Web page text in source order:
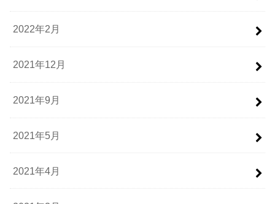
2022年2月
2021年12月
2021年9月
2021年5月
2021年4月